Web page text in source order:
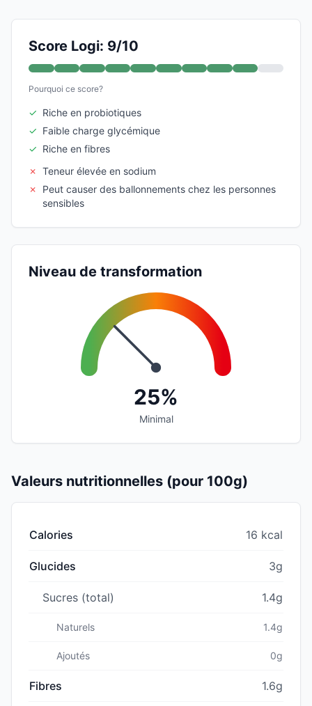
Score Logi: 9/10
Pourquoi ce score?
✓ Riche en probiotiques
✓ Faible charge glycémique
✓ Riche en fibres
✗ Teneur élevée en sodium
✗
Peut causer des ballonnements chez les personnes
sensibles
Niveau de transformation
25%
Minimal
Valeurs nutritionnelles (pour 100g)
Calories 16 kcal
Glucides 3g
Sucres (total) 1.4g
Naturels 1.4g
Ajoutés 0g
Fibres 1.6g